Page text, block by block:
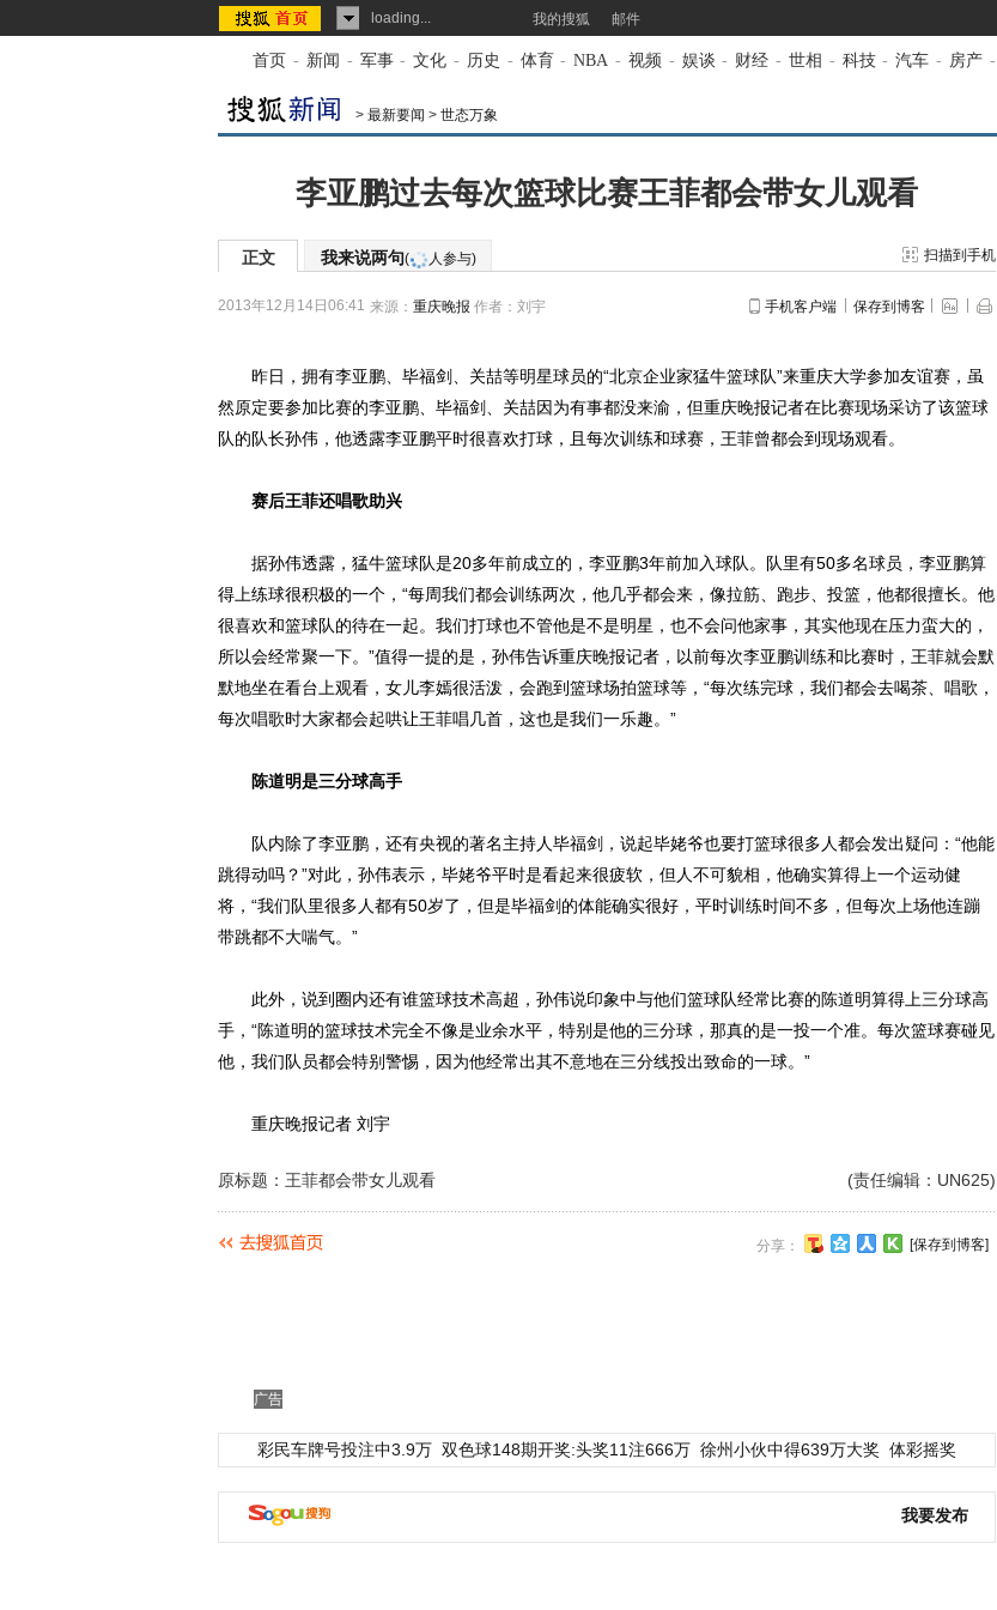
loading... 我的搜狐 邮件
首页 - 新闻 - 军事 - 文化 - 历史 - 体育 - NBA - 视频 - 娱谈 - 财经 - 世相 - 科技 - 汽车 - 房产 -
> 最新要闻 > 世态万象
李亚鹏过去每次篮球比赛王菲都会带女儿观看
正文 我来说两句( 人参与) 扫描到手机
2013年12月14日06:41 来源： 重庆晚报 作者：刘宇 手机客户端 保存到博客
昨日，拥有李亚鹏、毕福剑、关喆等明星球员的“北京企业家猛牛篮球队”来重庆大学参加友谊赛，虽
然原定要参加比赛的李亚鹏、毕福剑、关喆因为有事都没来渝，但重庆晚报记者在比赛现场采访了该篮球
队的队长孙伟，他透露李亚鹏平时很喜欢打球，且每次训练和球赛，王菲曾都会到现场观看。
赛后王菲还唱歌助兴
据孙伟透露，猛牛篮球队是20多年前成立的，李亚鹏3年前加入球队。队里有50多名球员，李亚鹏算
得上练球很积极的一个，“每周我们都会训练两次，他几乎都会来，像拉筋、跑步、投篮，他都很擅长。他
很喜欢和篮球队的待在一起。我们打球也不管他是不是明星，也不会问他家事，其实他现在压力蛮大的，
所以会经常聚一下。”值得一提的是，孙伟告诉重庆晚报记者，以前每次李亚鹏训练和比赛时，王菲就会默
默地坐在看台上观看，女儿李嫣很活泼，会跑到篮球场拍篮球等，“每次练完球，我们都会去喝茶、唱歌，
每次唱歌时大家都会起哄让王菲唱几首，这也是我们一乐趣。”
陈道明是三分球高手
队内除了李亚鹏，还有央视的著名主持人毕福剑，说起毕姥爷也要打篮球很多人都会发出疑问：“他能
跳得动吗？”对此，孙伟表示，毕姥爷平时是看起来很疲软，但人不可貌相，他确实算得上一个运动健
将，“我们队里很多人都有50岁了，但是毕福剑的体能确实很好，平时训练时间不多，但每次上场他连蹦
带跳都不大喘气。”
此外，说到圈内还有谁篮球技术高超，孙伟说印象中与他们篮球队经常比赛的陈道明算得上三分球高
手，“陈道明的篮球技术完全不像是业余水平，特别是他的三分球，那真的是一投一个准。每次篮球赛碰见
他，我们队员都会特别警惕，因为他经常出其不意地在三分线投出致命的一球。”
重庆晚报记者 刘宇
(责任编辑：UN625)
原标题：王菲都会带女儿观看
分享： [保存到博客]
广告
彩民车牌号投注中3.9万 双色球148期开奖:头奖11注666万 徐州小伙中得639万大奖 体彩摇奖
我要发布